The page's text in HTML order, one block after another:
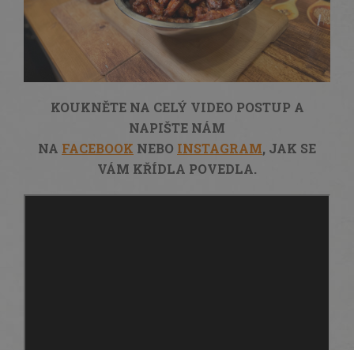
KOUKNĚTE NA CELÝ VIDEO POSTUP A
NAPIŠTE NÁM
NA FACEBOOK NEBO INSTAGRAM, JAK SE
VÁM KŘÍDLA POVEDLA.